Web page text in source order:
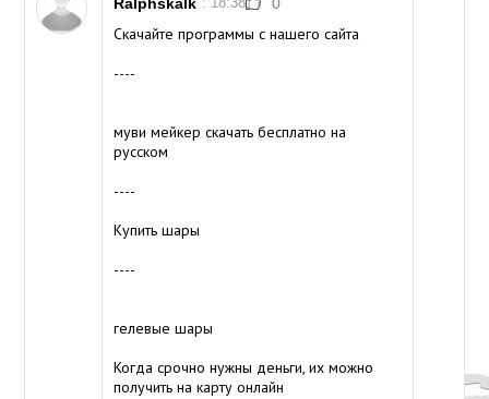
Скачайте программы с нашего сайта
----
муви мейкер скачать бесплатно на
русском
----
Купить шары
----
гелевые шары
Когда срочно нужны деньги, их можно
получить на карту онлайн